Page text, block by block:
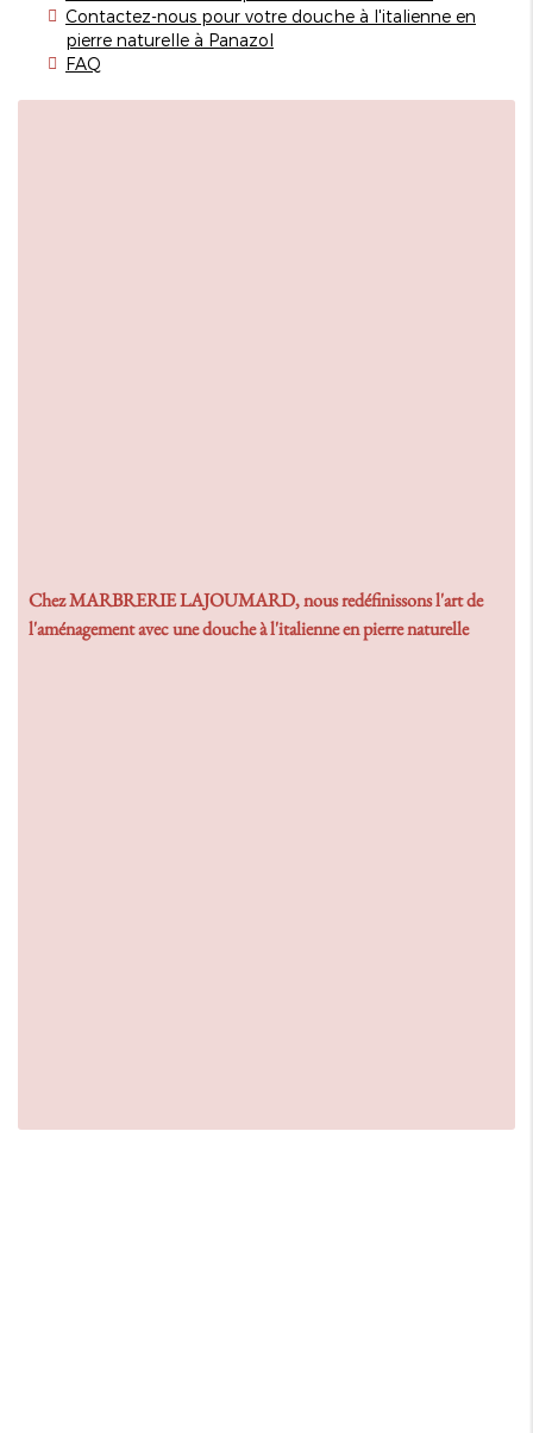
Contactez-nous pour votre douche à l'italienne en
pierre naturelle à Panazol
FAQ
Chez MARBRERIE LAJOUMARD, nous redéfinissons l'art de
l'aménagement avec une douche à l'italienne en pierre naturelle